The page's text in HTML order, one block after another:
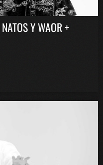
NATOS Y WAOR +